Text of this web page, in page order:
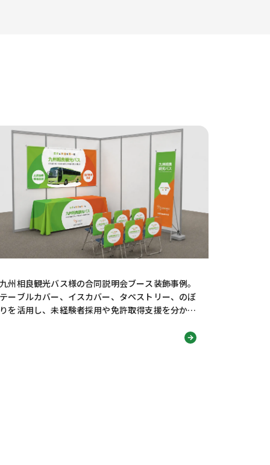
九州相良観光バス様の合同説明会ブース装飾事例。
テーブルカバー、イスカバー、タペストリー、のぼ
りを活用し、未経験者採用や免許取得支援を分かり